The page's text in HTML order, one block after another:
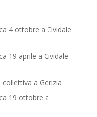
4 ottobre a Cividale
19 aprile a Cividale
collettiva a Gorizia
19 ottobre a